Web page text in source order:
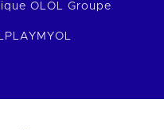
OLOL Groupe
MYOL